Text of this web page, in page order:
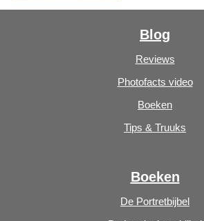
Blog
Reviews
Photofacts video
Boeken
Tips & Truuks
Boeken
De Portretbijbel